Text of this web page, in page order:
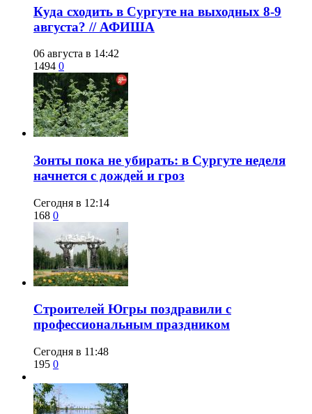
​Куда сходить в Сургуте на выходных 8-9
августа? // АФИША
06 августа в 14:42
1494 0
​Зонты пока не убирать: в Сургуте неделя
начнется с дождей и гроз
Сегодня в 12:14
168 0
​Строителей Югры поздравили с
профессиональным праздником
Сегодня в 11:48
195 0